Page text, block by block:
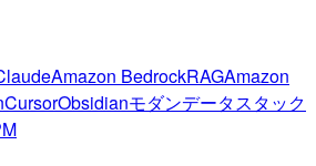
Amazon BedrockRAGAmazon
CursorObsidianモダンデータスタック